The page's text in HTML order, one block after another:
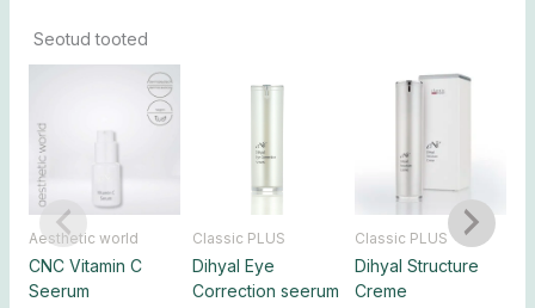
Seotud tooted
Aesthetic world
CNC Vitamin C
Seerum
varianti.
Valikuid
saab
teha
tootelehel.
Classic PLUS
Dihyal Eye
Correction seerum
varianti.
Valikuid
saab
teha
tootelehel.
Classic PLUS
Dihyal Structure
Creme
Sellel
mitu
varianti.
Valikuid
saab
teha
tootelehel.